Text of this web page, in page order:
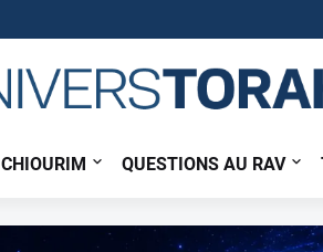
CHIOURIM QUESTIONS AU RAV